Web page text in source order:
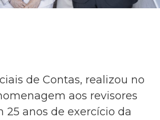
de Contas, realizou no
aos revisores
25 anos de exercício da